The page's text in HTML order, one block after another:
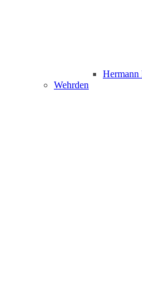
Hermann
Wehrden